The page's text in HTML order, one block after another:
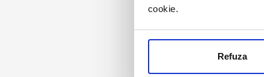
cookie.
Refuza